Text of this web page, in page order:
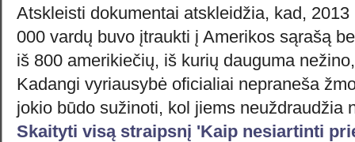
Atskleisti dokumentai atskleidžia, kad,
000 vardų buvo įtraukti į Amerikos sąrašą
iš 800 amerikiečių, iš kurių dauguma
Kadangi vyriausybė oficialiai nepraneša
jokio būdo sužinoti, kol jiems neuždraudžia
Skaityti visą straipsnį 'Kaip nesiartinti